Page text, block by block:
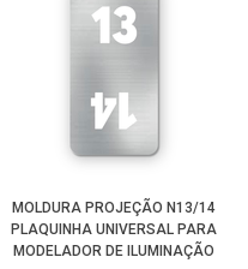
MOLDURA PROJEÇÃO N13/14
PLAQUINHA UNIVERSAL PARA
MODELADOR DE ILUMINAÇÃO